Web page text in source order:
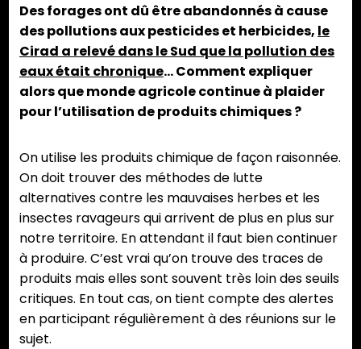
Des forages ont dû être abandonnés à cause
des pollutions aux pesticides et herbicides, le
Cirad a relevé dans le Sud que la pollution des
eaux était chronique… Comment expliquer
alors que monde agricole continue à plaider
pour l’utilisation de produits chimiques ?
On utilise les produits chimique de façon raisonnée.
On doit trouver des méthodes de lutte
alternatives contre les mauvaises herbes et les
insectes ravageurs qui arrivent de plus en plus sur
notre territoire. En attendant il faut bien continuer
à produire. C’est vrai qu’on trouve des traces de
produits mais elles sont souvent très loin des seuils
critiques. En tout cas, on tient compte des alertes
en participant régulièrement à des réunions sur le
sujet.